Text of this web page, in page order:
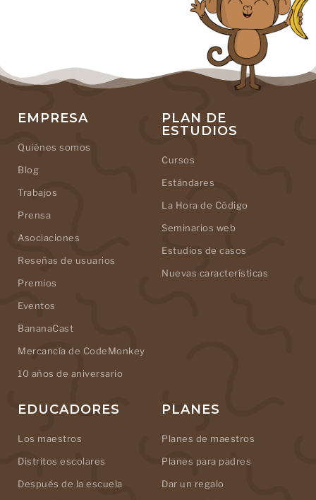
EMPRESA
Quiénes somos
Blog
Trabajos
Prensa
Asociaciones
Reseñas de usuarios
Premios
Eventos
BananaCast
Mercancía de CodeMonkey
10 años de aniversario
PLAN DE
ESTUDIOS
Cursos
Estándares
La Hora de Código
Seminarios web
Estudios de casos
Nuevas características
EDUCADORES
Los maestros
Distritos escolares
Después de la escuela
PLANES
Planes de maestros
Planes para padres
Dar un regalo